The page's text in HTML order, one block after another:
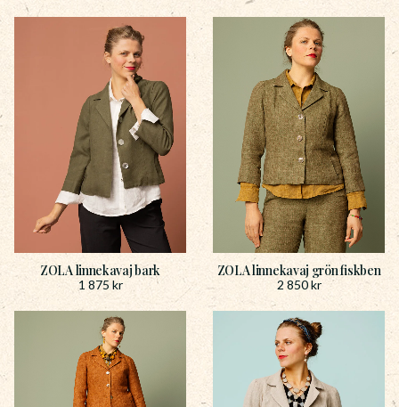
ZOLA linnekavaj bark
1 875 kr
ZOLA linnekavaj grön fiskben
2 850kr